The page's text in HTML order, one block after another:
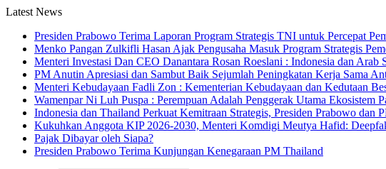
Latest News
Presiden Prabowo Terima Laporan Program Strategis TNI untuk Percepat
Menko Pangan Zulkifli Hasan Ajak Pengusaha Masuk Program Strategis
Menteri Investasi Dan CEO Danantara Rosan Roeslani : Indonesia dan
PM Anutin Apresiasi dan Sambut Baik Sejumlah Peningkatan Kerja Sama
Menteri Kebudayaan Fadli Zon : Kementerian Kebudayaan dan Kedutaan
Wamenpar Ni Luh Puspa : Perempuan Adalah Penggerak Utama Ekosistem
Indonesia dan Thailand Perkuat Kemitraan Strategis, Presiden Prabowo
Kukuhkan Anggota KIP 2026-2030, Menteri Komdigi Meutya Hafid:
Pajak Dibayar oleh Siapa?
Presiden Prabowo Terima Kunjungan Kenegaraan PM Thailand